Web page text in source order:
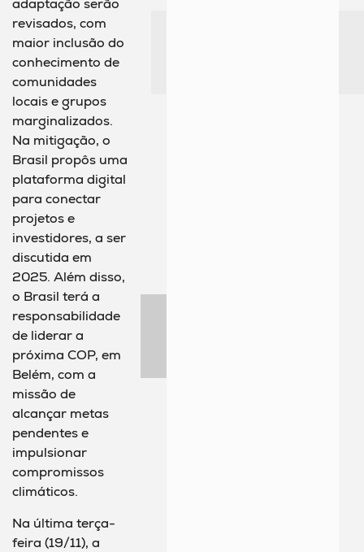
adaptação serão
revisados, com
maior inclusão do
conhecimento de
comunidades
locais e grupos
marginalizados.
Na mitigação, o
Brasil propôs uma
plataforma digital
para conectar
projetos e
investidores, a ser
discutida em
2025. Além disso,
o Brasil terá a
responsabilidade
de liderar a
próxima COP, em
Belém, com a
missão de
alcançar metas
pendentes e
impulsionar
compromissos
climáticos.
Na última terça-
feira (19/11), a